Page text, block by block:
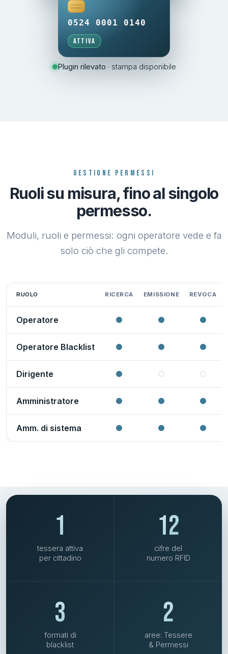
0524 0001 0140
Attiva
Plugin rilevato · stampa disponibile
GESTIONE PERMESSI
Ruoli su misura, fino al singolo
permesso.
Moduli, ruoli e permessi: ogni operatore vede e fa
solo ciò che gli compete.
RUOLO RICERCA EMISSIONE REVOCA
Operatore
Operatore Blacklist
Dirigente
Amministratore
Amm. di sistema
1
tessera attiva
per cittadino
12
cifre del
numero RFID
3
formati di
blacklist
2
aree: Tessere
& Permessi